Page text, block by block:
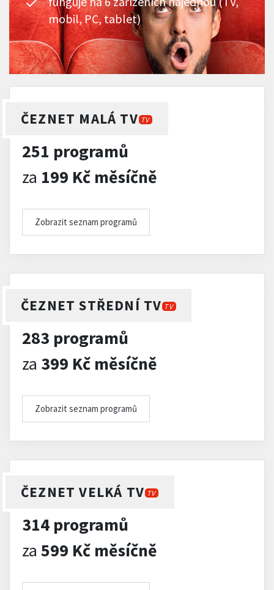
mobil, PC, tablet)
ČEZNET MALÁ TV TV
251 programů
za 199 Kč měsíčně
Zobrazit seznam programů
ČEZNET STŘEDNÍ TV TV
283 programů
za 399 Kč měsíčně
Zobrazit seznam programů
ČEZNET VELKÁ TV TV
314 programů
za 599 Kč měsíčně